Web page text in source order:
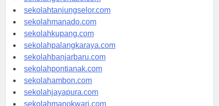
sekolahgorontalo.com
sekolahtanjungselor.com
sekolahmanado.com
sekolahkupang.com
sekolahpalangkaraya.com
sekolahbanjarbaru.com
sekolahpontianak.com
sekolahambon.com
sekolahjayapura.com